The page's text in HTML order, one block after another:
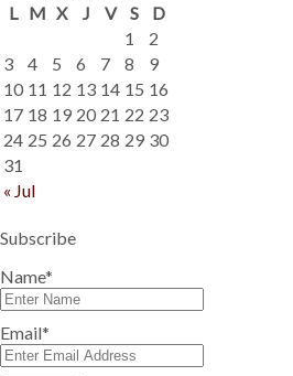
L M X J V S D
« Jul
1
2
3
4 5 6 7 8
9
10 11 12 13 14 15 16
17 18 19 20 21 22 23
24 25 26 27 28 29 30
31
Subscribe
Name*
Email*